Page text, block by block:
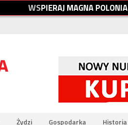
WSPIERAJMAGNAPOLONIA
Żydzi Gospodarka Historia